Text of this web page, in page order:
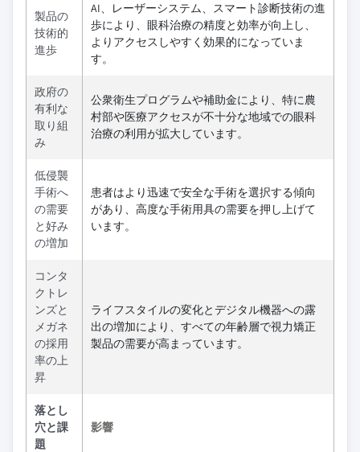
製品の
技術的
進歩
AI、レーザーシステム、スマート診断技術の進
歩により、眼科治療の精度と効率が向上し、
よりアクセスしやすく効果的になっていま
す。
政府の
有利な
取り組
み
公衆衛生プログラムや補助金により、特に農
村部や医療アクセスが不十分な地域での眼科
治療の利用が拡大しています。
低侵襲
手術へ
の需要
と好み
の増加
患者はより迅速で安全な手術を選択する傾向
があり、高度な手術用具の需要を押し上げて
います。
コンタ
クトレ
ンズと
メガネ
の採用
率の上
昇
ライフスタイルの変化とデジタル機器への露
出の増加により、すべての年齢層で視力矯正
製品の需要が高まっています。
落とし
穴と課
題
影響